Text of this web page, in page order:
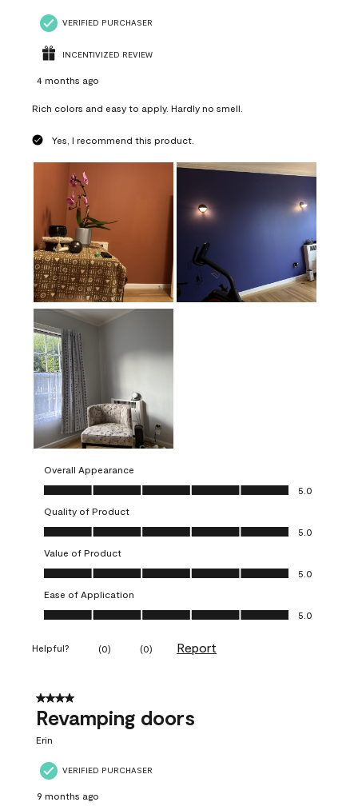
VERIFIED PURCHASER
INCENTIVIZED REVIEW
4 months ago
Rich colors and easy to apply. Hardly no smell.
Yes, I recommend this product.
Overall Appearance
Overall Appearance, 5.0 out of 5
5.0
Quality of Product
Quality of Product, 5.0 out of 5
5.0
Value of Product
Value of Product, 5.0 out of 5
5.0
Ease of Application
Ease of Application, 5.0 out of 5
5.0
Helpful? (0) (0) Report
4 out of 5 stars.
Revamping doors
Erin
VERIFIED PURCHASER
9 months ago